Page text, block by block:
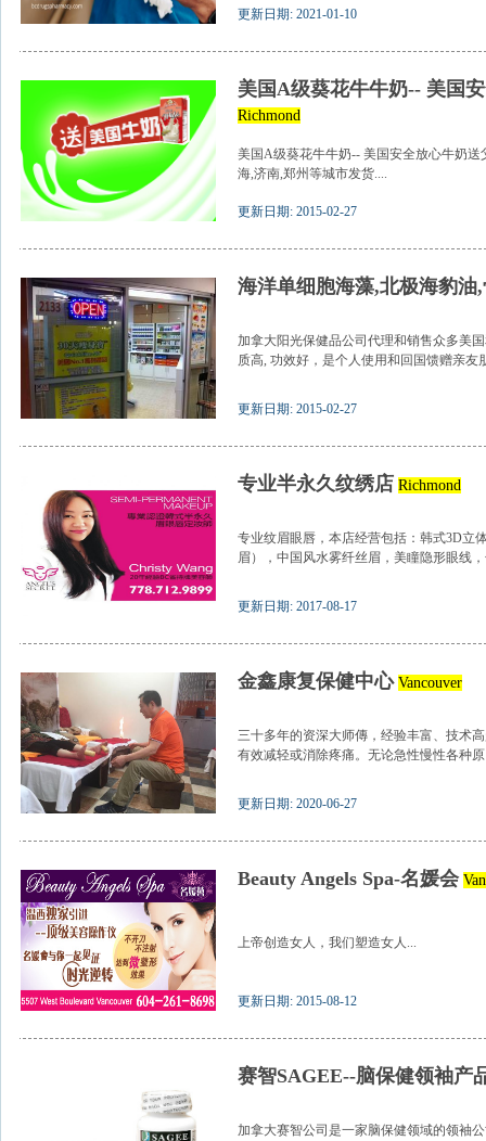
更新日期: 2021-01-10
美国A级葵花牛牛奶-- 美国
Richmond
美国A级葵花牛牛奶-- 美国安全放心牛奶
海,济南,郑州等城市发货....
更新日期: 2015-02-27
海洋单细胞海藻,北极海豹油
加拿大阳光保健品公司代理和销售众多美
质高, 功效好，是个人使用和回国馈赠亲友
更新日期: 2015-02-27
专业半永久纹绣店 Richmond
专业纹眉眼唇，本店经营包括：韩式3D立
眉），中国风水雾纤丝眉，美瞳隐形眼线
更新日期: 2017-08-17
金鑫康复保健中心 Vancouver
三十多年的资深大师傳，经验丰富、技术
有效减轻或消除疼痛。无论急性慢性各种
更新日期: 2020-06-27
Beauty Angels Spa-名媛会
上帝创造女人，我们塑造女人...
更新日期: 2015-08-12
赛智SAGEE--脑保健领袖产
加拿大赛智公司是一家脑保健领域的领袖